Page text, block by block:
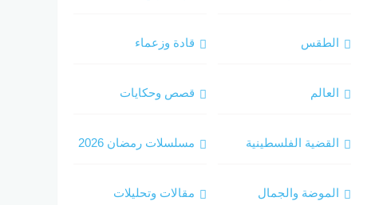
الطقس
العالم
القضية الفلسطينية
الموضة والجمال
قادة وزعماء
قصص وحكايات
مسلسلات رمضان 2026
مقالات وتحليلات